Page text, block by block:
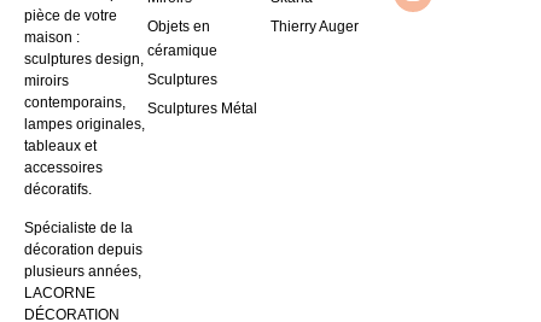
pièce de votre
maison :
sculptures design,
miroirs
contemporains,
lampes originales,
tableaux et
accessoires
décoratifs.
Spécialiste de la
décoration depuis
plusieurs années,
LACORNE
DÉCORATION
Objets en
céramique
Sculptures
Sculptures Métal
Thierry Auger